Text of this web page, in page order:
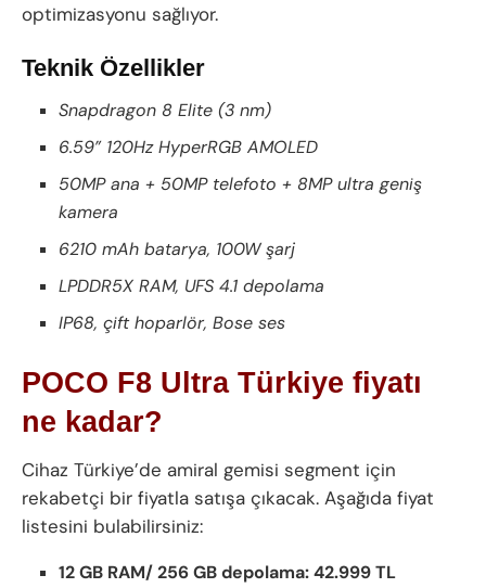
optimizasyonu sağlıyor.
Teknik Özellikler
Snapdragon 8 Elite (3 nm)
6.59” 120Hz HyperRGB AMOLED
50MP ana + 50MP telefoto + 8MP ultra geniş
kamera
6210 mAh batarya, 100W şarj
LPDDR5X RAM, UFS 4.1 depolama
IP68, çift hoparlör, Bose ses
POCO F8 Ultra Türkiye fiyatı
ne kadar?
Cihaz Türkiye’de amiral gemisi segment için
rekabetçi bir fiyatla satışa çıkacak. Aşağıda fiyat
listesini bulabilirsiniz:
12 GB RAM/ 256 GB depolama: 42.999 TL